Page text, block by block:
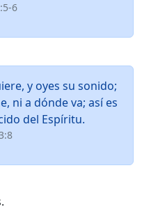
6
y oyes su sonido;
ni a dónde va; así es
del Espíritu.